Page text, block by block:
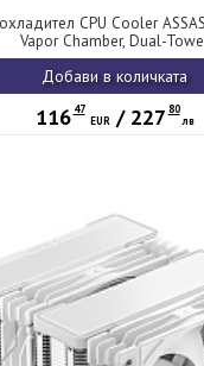
CPU Cooler
Vapor Chamber, Dual-
Добави в количката
116 47
EUR/ 227 80
лв